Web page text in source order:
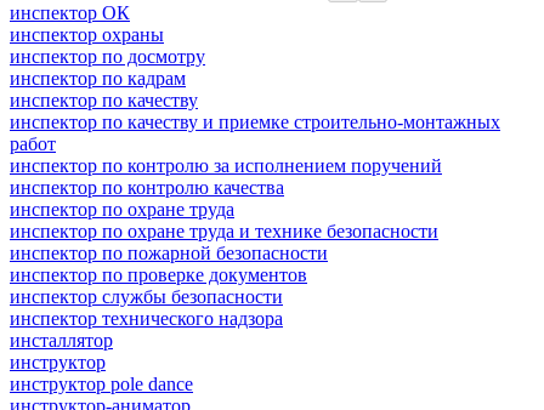
инспектор ОК
инспектор охраны
инспектор по досмотру
инспектор по кадрам
инспектор по качеству
инспектор по качеству и приемке строительно-монтажных
работ
инспектор по контролю за исполнением поручений
инспектор по контролю качества
инспектор по охране труда
инспектор по охране труда и технике безопасности
инспектор по пожарной безопасности
инспектор по проверке документов
инспектор службы безопасности
инспектор технического надзора
инсталлятор
инструктор
инструктор pole dance
инструктор-аниматор